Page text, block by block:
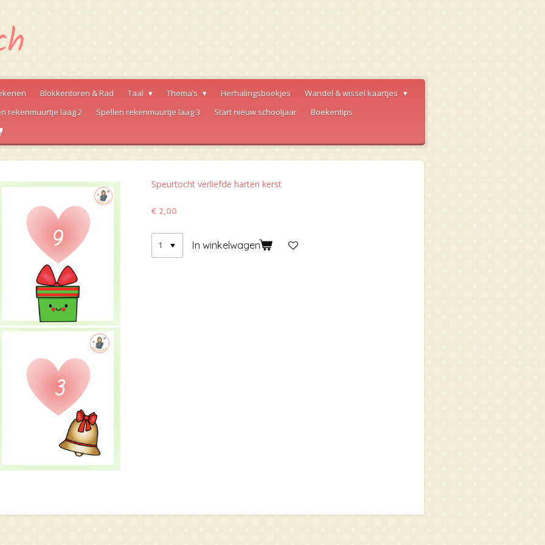
Blokkentoren & Rad Taal Thema’s Herhalingsboekjes
Wandel & wissel kaartjes
rekenmuurtje laag 2 Spellen rekenmuurtje laag 3 Start nieuw schooljaar
Boekentips
Speurtocht verliefde harten kerst
€ 2,00
In winkelwagen